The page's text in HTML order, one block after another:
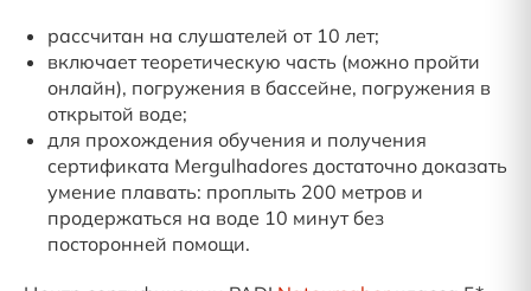
рассчитан на слушателей от 10 лет;
включает теоретическую часть (можно пройти
онлайн), погружения в бассейне, погружения в
открытой воде;
для прохождения обучения и получения
сертификата Mergulhadores достаточно доказать
умение плавать: проплыть 200 метров и
продержаться на воде 10 минут без
посторонней помощи.